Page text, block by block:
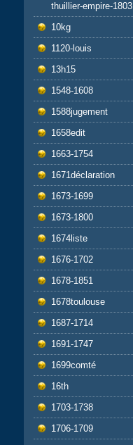
thuillier-empire-1803
10kg
1120-louis
13h15
1548-1608
1588jugement
1658edit
1663-1754
1671déclaration
1673-1699
1673-1800
1674liste
1676-1702
1678-1851
1678toulouse
1687-1714
1691-1747
1699comté
16th
1703-1738
1706-1709